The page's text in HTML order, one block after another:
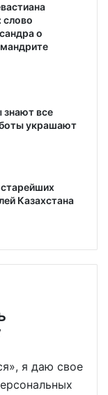
слово
о
знают все
украшают
Казахстана
я даю свое